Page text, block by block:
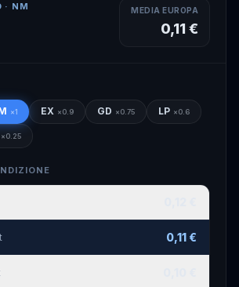
NM MEDIA EUROPA
0,11 €
×1 EX ×0.9 GD ×0.75 LP ×0.6
×0.25
0,11 €